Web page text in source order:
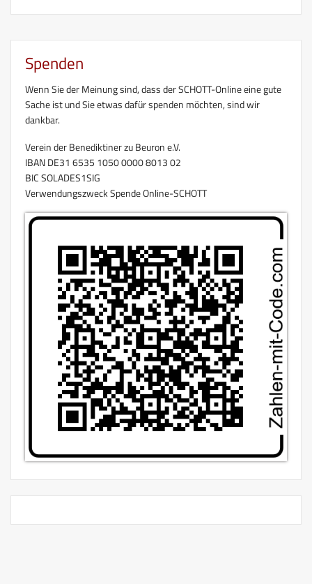
Spenden
Wenn Sie der Meinung sind, dass der SCHOTT-Online eine gute
Sache ist und Sie etwas dafür spenden möchten, sind wir
dankbar.
Verein der Benediktiner zu Beuron e.V.
IBAN DE31 6535 1050 0000 8013 02
BIC SOLADES1SIG
Verwendungszweck Spende Online-SCHOTT